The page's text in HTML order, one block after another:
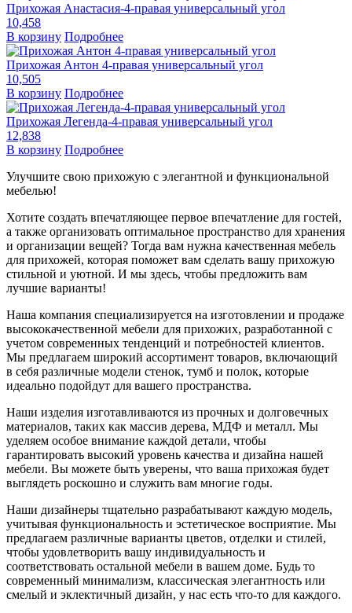
Прихожая Анастасия-4-правая универсальный угол
10,458
В корзину Подробнее
Прихожая Антон 4-правая универсальный угол
10,505
В корзину Подробнее
Прихожая Легенда-4-правая универсальный угол
12,838
В корзину Подробнее
Улучшите свою прихожую с элегантной и функциональной
мебелью!
Хотите создать впечатляющее первое впечатление для гостей,
а также организовать оптимальное пространство для хранения
и организации вещей? Тогда вам нужна качественная мебель
для прихожей, которая поможет вам сделать вашу прихожую
стильной и уютной. И мы здесь, чтобы предложить вам
лучшие варианты!
Наша компания специализируется на изготовлении и продаже
высококачественной мебели для прихожих, разработанной с
учетом современных тенденций и потребностей клиентов.
Мы предлагаем широкий ассортимент товаров, включающий
в себя различные модели стенок, тумб и полок, которые
идеально подойдут для вашего пространства.
Наши изделия изготавливаются из прочных и долговечных
материалов, таких как массив дерева, МДФ и металл. Мы
уделяем особое внимание каждой детали, чтобы
гарантировать высокий уровень качества и дизайна нашей
мебели. Вы можете быть уверены, что ваша прихожая будет
выглядеть роскошно и служить вам многие годы.
Наши дизайнеры тщательно разрабатывают каждую модель,
учитывая функциональность и эстетическое восприятие. Мы
предлагаем различные варианты цветов, отделки и стилей,
чтобы удовлетворить вашу индивидуальность и
соответствовать остальной мебели в вашем доме. Будь то
современный минимализм, классическая элегантность или
смелый и эклектичный дизайн, у нас есть что-то для каждого.